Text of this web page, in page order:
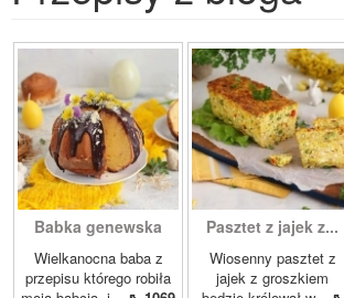
Babka genewska
Wielkanocna baba z
przepisu którego robiła
Pasztet z jajek z...
Wiosenny pasztet z
jajek z groszkiem